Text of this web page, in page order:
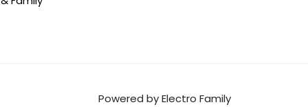
Powered by Electro Family